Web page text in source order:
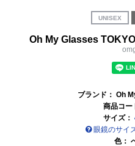
UNISEX
Oh My Glasses
ブランド： Oh
商品コー
サイズ：
眼鏡のサイ
色：